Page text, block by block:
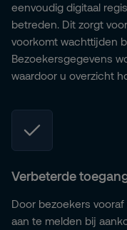
eenvoudig digitaal
betreden. Dit zorgt
voorkomt wachttijden
Bezoekersgegevens
waardoor u overzicht
Verbeterde
Door bezoekers
aan te melden bij